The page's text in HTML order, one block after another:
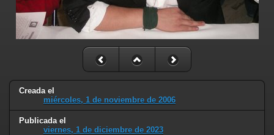
Creada el
miércoles, 1 de noviembre de 2006
Publicada el
viernes, 1 de diciembre de 2023